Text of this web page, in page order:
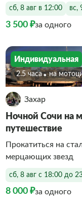
сб, 8 авг в 12:00 вс,
3 500 ₽за одного
Индивидуальная
2.5 часа На
Захар
Ночной Сочи на
путешествие
Прокатиться на
мерцающих звезд
сб, 8 авг с 18:00 до
8 000 ₽за одного